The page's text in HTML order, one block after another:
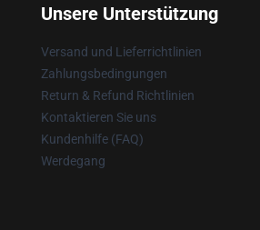
Unsere Unterstützung
Versand und Lieferrichtlinien
Zahlungsbedingungen
Return & Refund Richtlinien
Kontaktieren Sie uns
Kundenhilfe (FAQ)
Werdegang